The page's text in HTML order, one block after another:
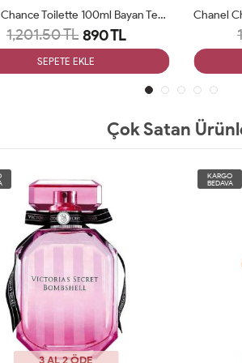
Chanel Chance Toilette 100ml Bayan Tester Parfüm Woman
1,201.50 TL 890 TL
SEPETE EKLE
Çok Satan
3 AL 2 ÖDE
KARGO
BEDAVA